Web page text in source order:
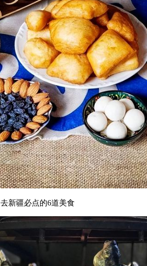
去新疆必点的6道美食